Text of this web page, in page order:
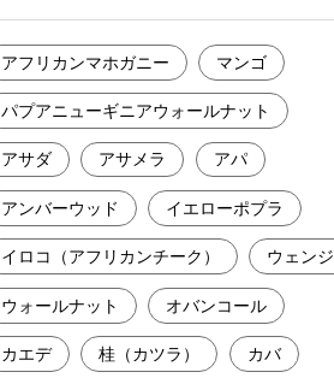
アフリカンマホガニー マンゴ
パプアニューギニアウォールナット
アサダ アサメラ アパ
アンバーウッド イエローポプラ
イロコ（アフリカンチーク） ウェンジ
ウォールナット オバンコール
カエデ 桂（カツラ） カバ